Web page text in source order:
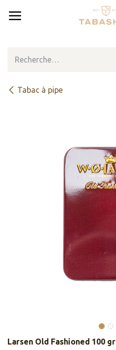
Tabac à pipe
Larsen Old Fashioned 100 gr